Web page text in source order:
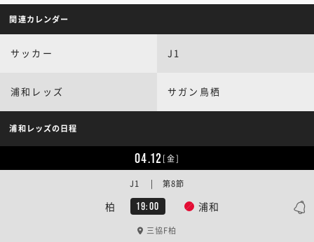
関連カレンダー
サッカー J1
浦和レッズ サガン鳥栖
浦和レッズの日程
04.12[金]
柏 19:00 浦和
J1 | 第8節
三協F柏